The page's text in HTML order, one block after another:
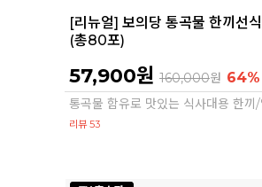
[리뉴얼] 보의당 통곡물 한끼선
(총80포)
57,900원 160,000원 64%
통곡물 함유로 맛있는 식사대용 한끼/
리뷰 53